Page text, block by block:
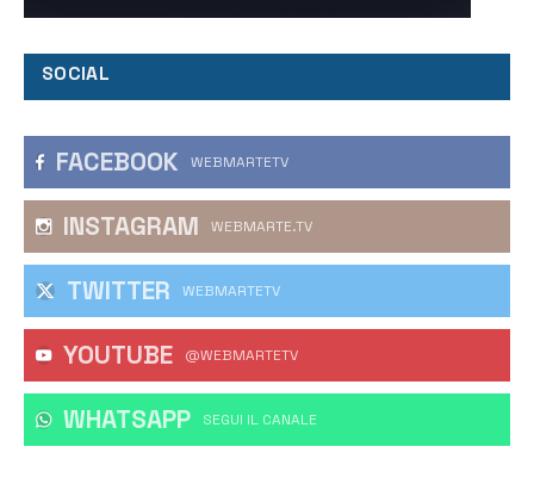
SOCIAL
FACEBOOK WEBMARTETV
INSTAGRAM WEBMARTE.TV
TWITTER WEBMARTETV
YOUTUBE @WEBMARTETV
WHATSAPP ‎SEGUI IL CANALE